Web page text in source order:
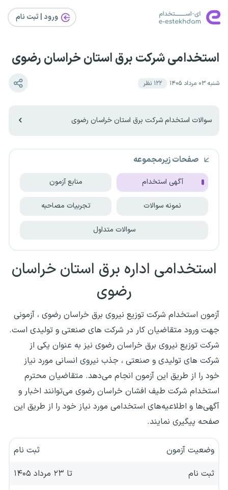
ورود | ثبت‌ نام
استخدامی شرکت برق استان خراسان رضوی
شنبه ۰۳ مرداد ۱۴۰۵ ۱۲۲ نظر
سوالات استخدام شرکت برق استان خراسان رضوی
صفحات زیرمجموعه
آگهی استخدام منابع آزمون
نمونه سوالات تجربیات مصاحبه
سوالات متداول
استخدامی اداره برق استان خراسان
رضوی
آزمون استخدام شرکت توزیع نیروی برق خراسان رضوی ، آزمونی
جهت ورود متقاضیان کار در شرکت های صنعتی و تولیدی است.
شرکت توزیع نیروی برق خراسان رضوی نیز به عنوان یکی از
شرکت های تولیدی و صنعتی ، جذب نیروی انسانی مورد نیاز
خود را از طریق این آزمون انجام می‌دهد. متقاضیان محترم
استخدام شرکت طیف افشان خراسان رضوی می‌توانند اخبار و
آگهی‌ها و اطلاعیه‌های استخدامی مورد نیاز خود را از طریق این
صفحه پیگیری نمایند.
وضعیت آزمون
ثبت نام
ثبت نام
تا ۲۳ مرداد ۱۴۰۵